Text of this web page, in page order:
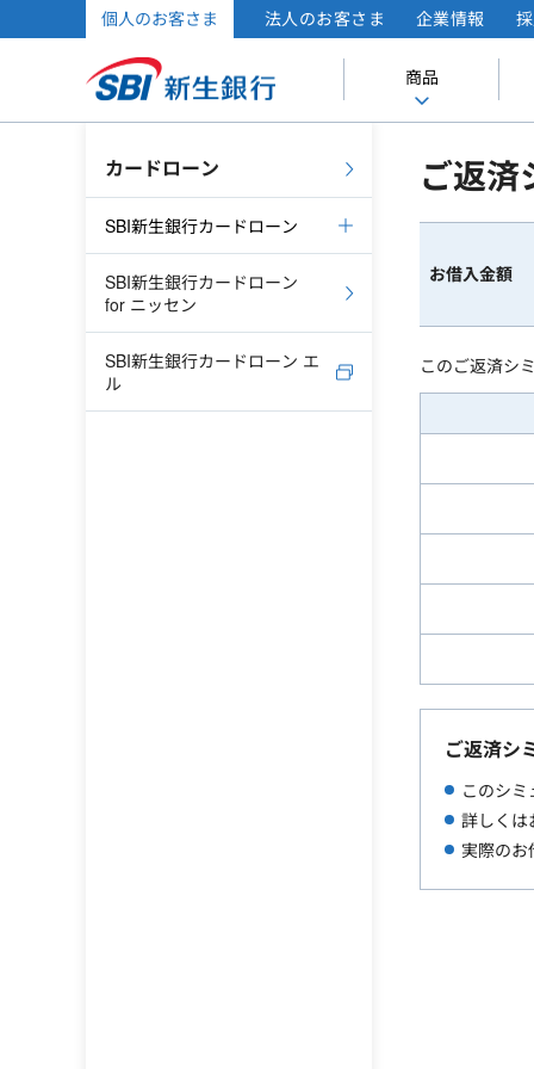
商品
個人のお客さま 法人のお客さま 企業情報
ご返済
お借入金額
このご返済シ
ご返済シ
このシ
詳しくは
実際の
カードローン
SBI新生銀行カードローン
SBI新生銀行カードローン
for ニッセン
SBI新生銀行カードローン エ
ル